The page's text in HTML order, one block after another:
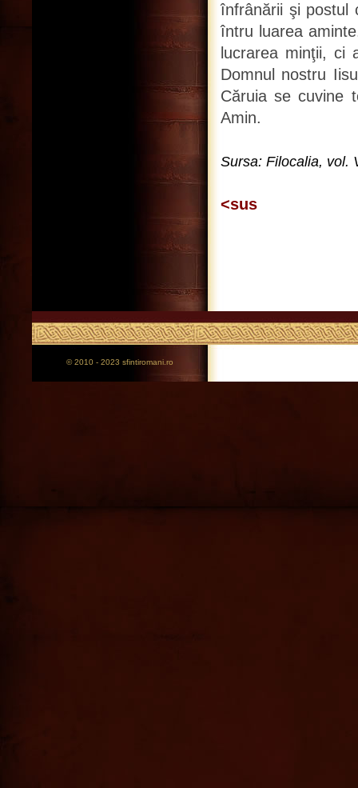
înfrânării şi postul
întru luarea
lucrarea minţii, ci
Domnul nostru
Căruia se cuvine
Amin.
Sursa: Filocalia, vol.
<sus
© 2010 - 2023 sfintiromani.ro